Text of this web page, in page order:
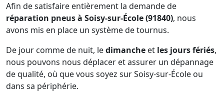
Afin de satisfaire entièrement la demande de
réparation pneus à Soisy-sur-École (91840), nous
avons mis en place un système de tournus.
De jour comme de nuit, ledimanche et les jours fériés,
nous pouvons nous déplacer et assurer un dépannage
de qualité, où que vous soyez sur Soisy-sur-École ou
dans sa périphérie.